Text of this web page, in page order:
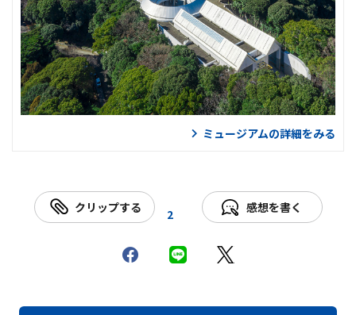
ミュージアムの詳細をみる
クリップする 2 感想を書く